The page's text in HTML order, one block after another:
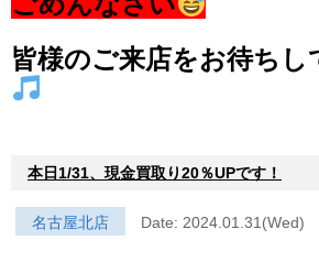
皆様のご来店をお待ちし
本日1/31、現金買取り20％UPです！
名古屋北店 Date: 2024.01.31(Wed)